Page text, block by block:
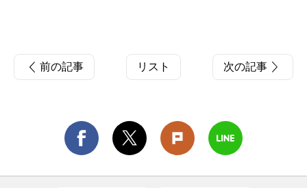
前の記事 リスト 次の記事